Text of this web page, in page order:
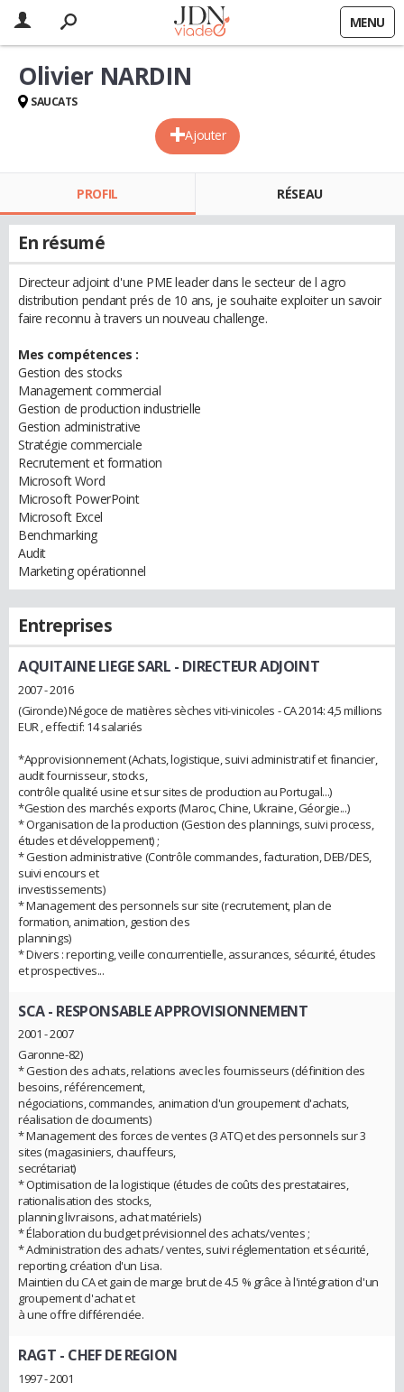
MENU
Ajouter
Olivier NARDIN
SAUCATS
PROFIL RÉSEAU
En résumé
Directeur adjoint d'une PME leader dans le secteur de l agro
distribution pendant prés de 10 ans, je souhaite exploiter un savoir
faire reconnu à travers un nouveau challenge.
Mes compétences :
Gestion des stocks
Management commercial
Gestion de production industrielle
Gestion administrative
Stratégie commerciale
Recrutement et formation
Microsoft Word
Microsoft PowerPoint
Microsoft Excel
Benchmarking
Audit
Marketing opérationnel
Entreprises
AQUITAINE LIEGE SARL - DIRECTEUR ADJOINT
2007 - 2016
(Gironde) Négoce de matières sèches viti-vinicoles - CA 2014: 4,5 millions
EUR , effectif: 14 salariés
*Approvisionnement (Achats, logistique, suivi administratif et financier,
audit fournisseur, stocks,
contrôle qualité usine et sur sites de production au Portugal...)
*Gestion des marchés exports (Maroc, Chine, Ukraine, Géorgie...)
* Organisation de la production (Gestion des plannings, suivi process,
études et développement) ;
* Gestion administrative (Contrôle commandes, facturation, DEB/DES,
suivi encours et
investissements)
* Management des personnels sur site (recrutement, plan de
formation, animation, gestion des
plannings)
* Divers : reporting, veille concurrentielle, assurances, sécurité, études
et prospectives...
SCA- RESPONSABLE APPROVISIONNEMENT
2001 - 2007
Garonne-82)
* Gestion des achats, relations avec les fournisseurs (définition des
besoins, référencement,
négociations, commandes, animation d'un groupement d'achats,
réalisation de documents)
* Management des forces de ventes (3 ATC) et des personnels sur 3
sites (magasiniers, chauffeurs,
secrétariat)
* Optimisation de la logistique (études de coûts des prestataires,
rationalisation des stocks,
planning livraisons, achat matériels)
* Élaboration du budget prévisionnel des achats/ventes ;
* Administration des achats/ ventes, suivi réglementation et sécurité,
reporting, création d'un Lisa.
Maintien du CA et gain de marge brut de 4.5 % grâce à l'intégration d'un
groupement d'achat et
à une offre différenciée.
RAGT - CHEF DE REGION
1997 - 2001